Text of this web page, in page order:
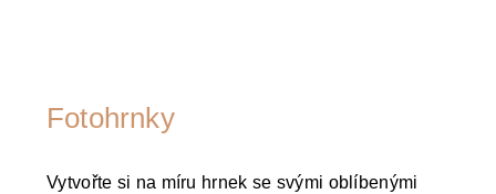
Fotohrnky
Vytvořte si na míru hrnek se svými oblíbenými